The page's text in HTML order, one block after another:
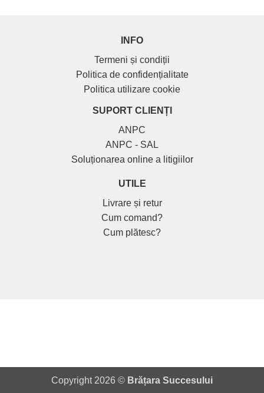
INFO
Termeni și condiții
Politica de confidențialitate
Politica utilizare cookie
SUPORT CLIENȚI
ANPC
ANPC - SAL
Soluționarea online a litigiilor
UTILE
Livrare și retur
Cum comand?
Cum plătesc?
Copyright 2026 © Brățara Succesului